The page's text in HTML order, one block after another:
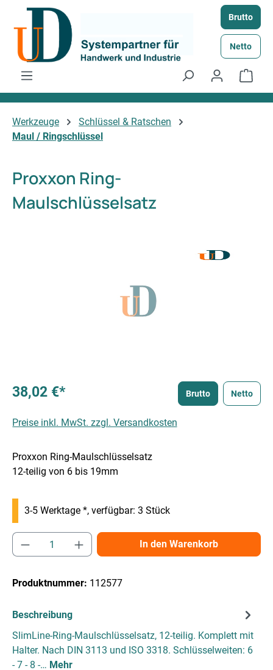
Zum Hauptinhalt springen Brutto
Netto
Werkzeuge
Schlüssel & Ratschen
Maul / Ringschlüssel
Proxxon Ring-
Maulschlüsselsatz
38,02 €* Brutto Netto
Preise inkl. MwSt. zzgl. Versandkosten
Proxxon Ring-Maulschlüsselsatz
12-teilig von 6 bis 19mm
3-5 Werktage *, verfügbar: 3 Stück
Produkt Anzahl: Gib den gewünschten
In den Warenkorb
Produktnummer: 112577
Beschreibung
SlimLine-Ring-Maulschlüsselsatz, 12-teilig. Komplett mit
Halter. Nach DIN 3113 und ISO 3318. Schlüsselweiten: 6
- 7 - 8 -… Mehr